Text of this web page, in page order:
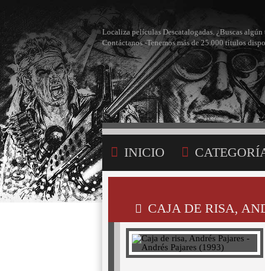
Localiza películas Descatalogadas. ¿Buscas
Contáctanos -Tenemos más de 25.000 títulos
INICIO
CAJA DE RISA,